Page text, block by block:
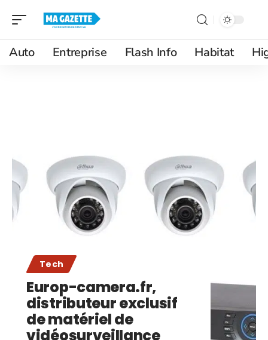
Auto Entreprise Flash Info Habitat
Tech
Europ-camera.fr,
distributeur exclusif
de matériel de
vidéosurveillance